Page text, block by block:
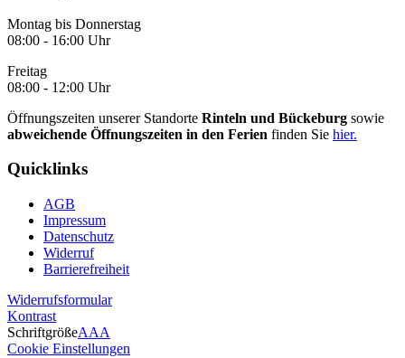
Montag bis Donnerstag
08:00 - 16:00 Uhr
Freitag
08:00 - 12:00 Uhr
Öffnungszeiten unserer Standorte Rinteln und Bückeburg sowie
abweichende Öffnungszeiten in den Ferien finden Sie hier.
Quicklinks
AGB
Impressum
Datenschutz
Widerruf
Barrierefreiheit
Widerrufsformular
Kontrast
SchriftgrößeAAA
Cookie Einstellungen